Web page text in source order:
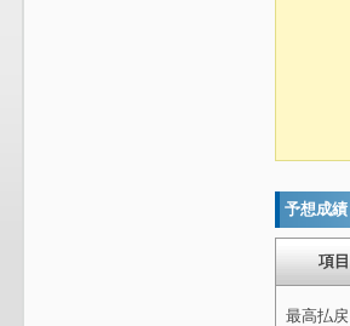
予想成績
項目
最高払戻